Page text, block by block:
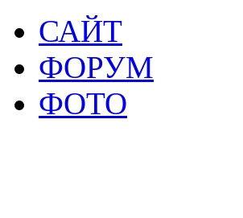
САЙТ
ФОРУМ
ФОТО